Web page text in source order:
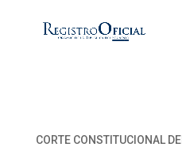
CORTE CONSTITUCIONAL